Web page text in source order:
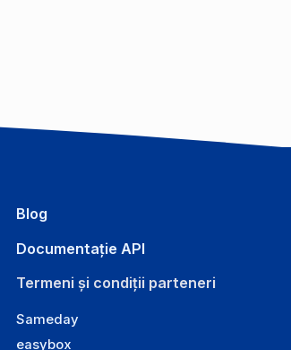
Blog
Documentație API
Termeni și condiții parteneri
Sameday
easybox